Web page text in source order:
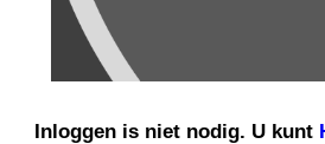
Inloggen is niet nodig. U kunt